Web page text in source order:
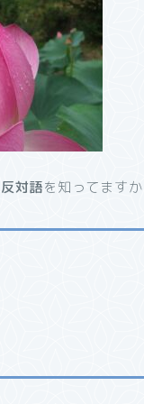
反対語を知ってます